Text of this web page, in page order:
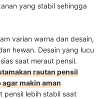
yang stabil sehingga
varian warna dan desain,
hewan. Desain yang lucu
saat meraut pensil.
rautan pensil
makin aman
pensil lebih stabil saat